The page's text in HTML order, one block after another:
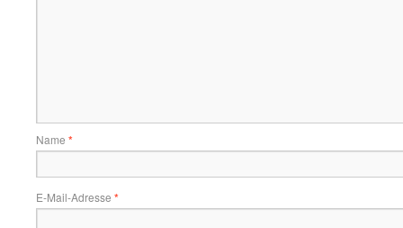
Name *
E-Mail-Adresse *